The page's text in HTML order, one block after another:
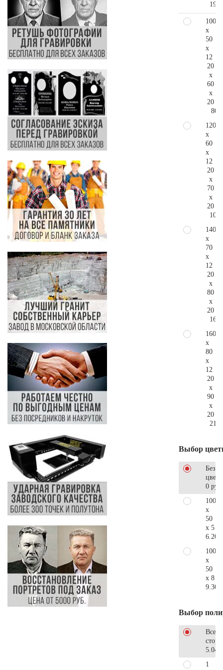
100
x
50
x
12
20
x
60
x
20
120
x
60
x
12
20
x
70
x
20
140
x
70
x
12
20
x
80
x
20
160
x
80
x
12
20
x
90
x
20
Выбор
Без
0 руб.
100
x
50
x 5
100
x
50
x 8
Выбор
Все
1